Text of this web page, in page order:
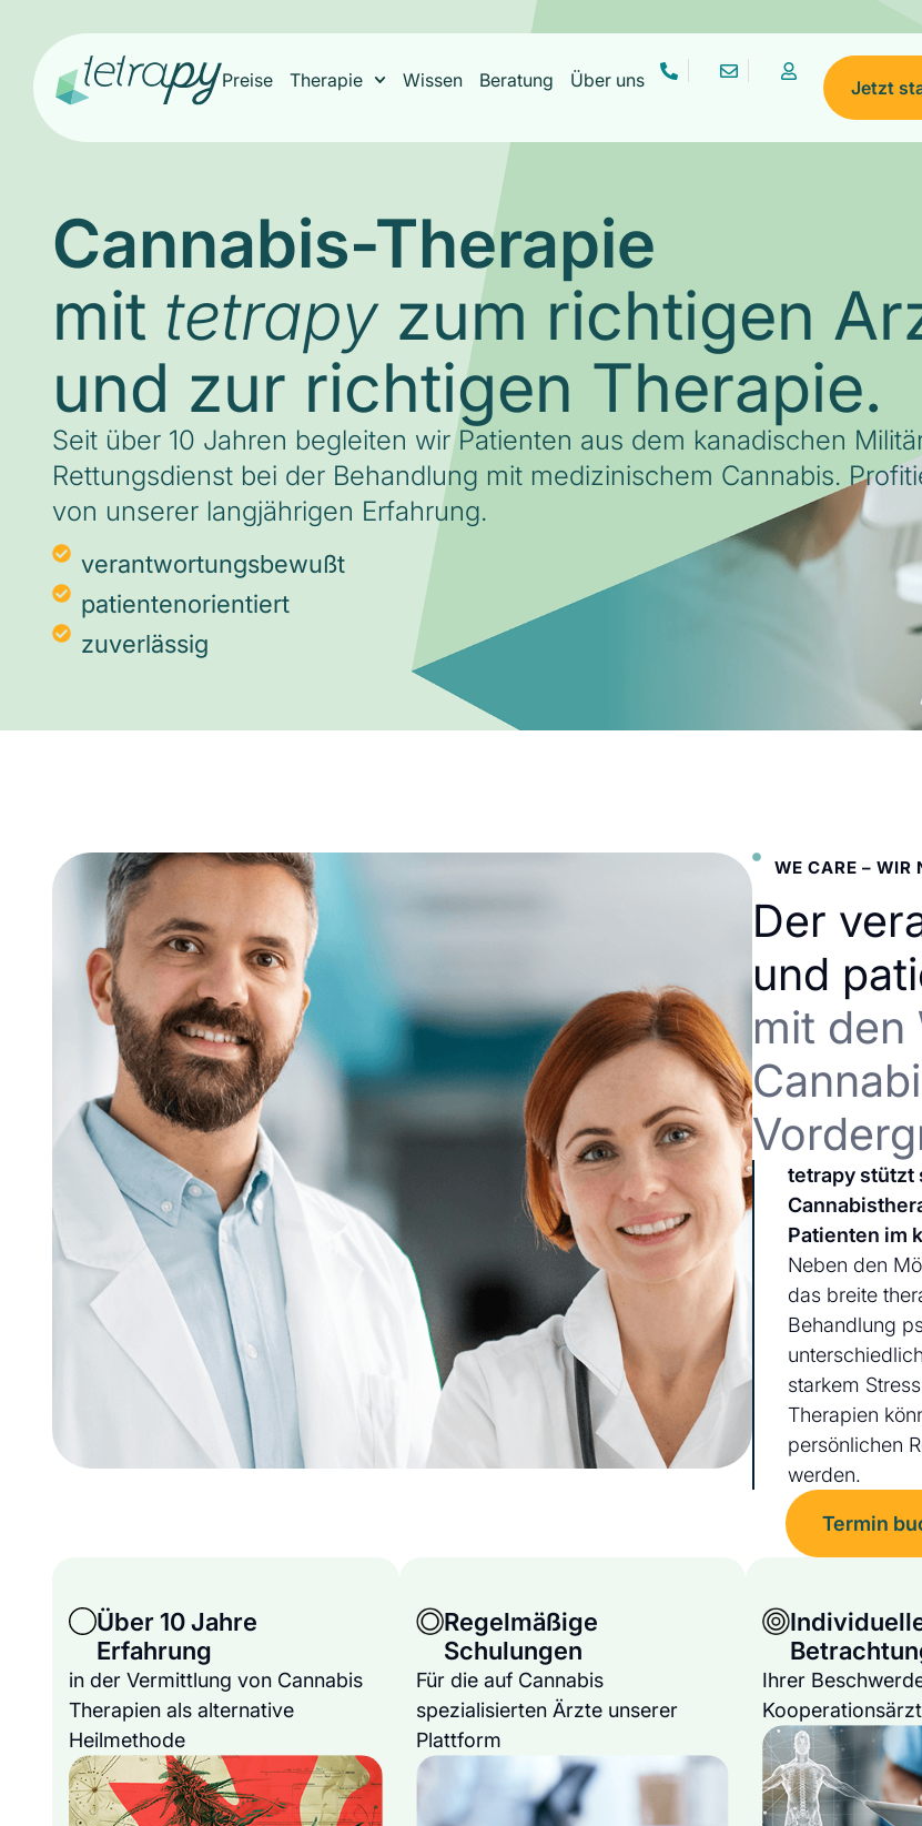
Preise Therapie Wissen Beratung Über uns Jetzt
Cannabis-Therapie
mit tetrapyzum richtigen
und zur richtigen Therapie.
Seit über 10 Jahren begleiten wir Patienten aus dem kanadischen
Rettungsdienst bei der Behandlung mit medizinischem Cannabis.
von unserer langjährigen Erfahrung.
verantwortungsbewußt
patientenorientiert
zuverlässig
WE CARE – WIR
Der
und
mit
tetrapy stützt
Patienten im
Neben den
das breite
Behandlung
starkem
Therapien
persönlichen
werden.
Termin
Über 10 Jahre
Erfahrung
in der Vermittlung von Cannabis
Therapien als alternative
Heilmethode
Regelmäßige
Schulungen
Für die auf Cannabis
spezialisierten Ärzte unserer
Plattform
Ihrer